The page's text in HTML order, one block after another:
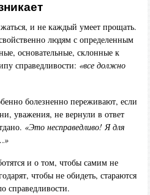
и не каждый умеет прощать.
людям с определенным
основательные, склонные к
справедливости: «все должно
болезненно переживают, если
уважения, не вернули в ответ
«Это несправедливо! Я для
и о том, чтобы самим не
чтобы не обидеть, стараются
справедливости.